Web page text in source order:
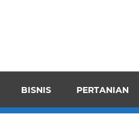
BISNIS PERTANIAN